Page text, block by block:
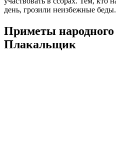
день, грозили неизбежные беды.
Приметы
Плакальщик